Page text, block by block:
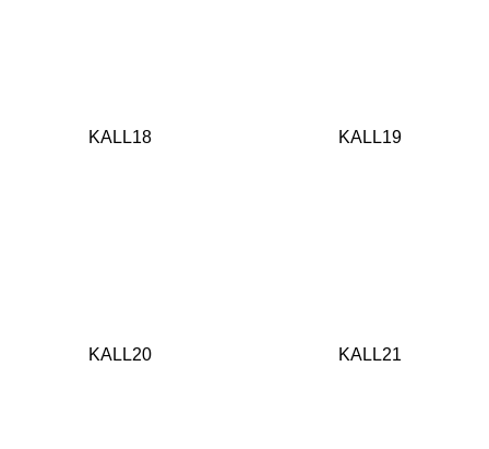
KALL18 KALL19
KALL20 KALL21